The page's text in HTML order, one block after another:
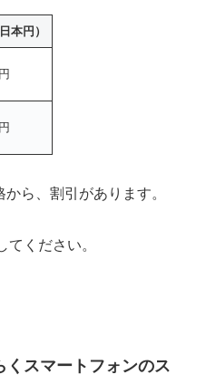
本円）
ら、割引があります。
ください。
くスマートフォンのス